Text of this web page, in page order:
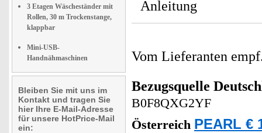
3 Etagen Wäscheständer mit
Rollen, 30 m Trockenstange,
klappbar
Mini-USB-
Handnähmaschinen
Bleiben Sie mit uns im
Kontakt und tragen Sie
hier Ihre E-Mail-Adresse
für unsere HotPrice-Mail
ein:
Anleitung
Vom Lieferanten
Bezugsquelle
B0F8QXG2YF
Österreich PEARL €